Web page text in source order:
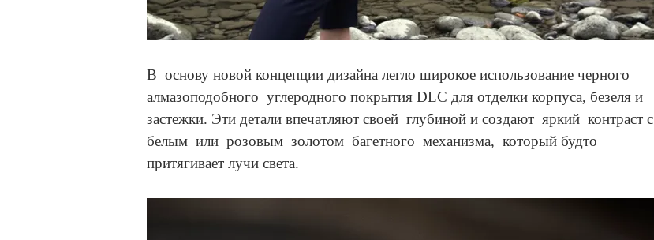
В основу новой концепции дизайна легло широкое использование черного
алмазоподобного углеродного покрытия DLC для отделки корпуса, безеля и
застежки. Эти детали впечатляют своей глубиной и создают яркий контраст с
белым или розовым золотом багетного механизма, который будто
притягивает лучи света.